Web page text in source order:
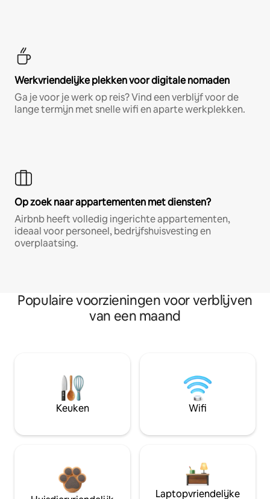
Werkvriendelijke plekken voor digitale nomaden
Ga je voor je werk op reis? Vind een verblijf voor de
lange termijn met snelle wifi en aparte werkplekken.
Op zoek naar appartementen met diensten?
Airbnb heeft volledig ingerichte appartementen,
ideaal voor personeel, bedrijfshuisvesting en
overplaatsing.
Populaire voorzieningen voor verblijven
van een maand
Keuken Wifi
Laptopvriendelijke